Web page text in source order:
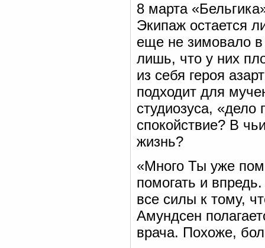
8 марта
Экипаж остается
еще не зимовало в
лишь, что у них
из себя героя
подходит для
студиозуса, «дело
спокойствие? В
жизнь?
«Много Ты уже
помогать и
все силы к тому,
Амундсен
врача. Похоже,